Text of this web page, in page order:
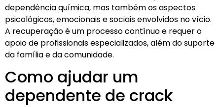
dependência química, mas também os aspectos
psicológicos, emocionais e sociais envolvidos no vício.
A recuperação é um processo contínuo e requer o
apoio de profissionais especializados, além do suporte
da família e da comunidade.
Como ajudar um
dependente de crack